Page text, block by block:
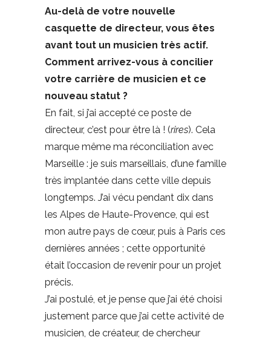
Au-delà de votre nouvelle
casquette de directeur, vous êtes
avant tout un musicien très actif.
Comment arrivez-vous à concilier
votre carrière de musicien et ce
nouveau statut ?
En fait, si j’ai accepté ce poste de
directeur, c’est pour être là ! (rires). Cela
marque même ma réconciliation avec
Marseille : je suis marseillais, d’une famille
très implantée dans cette ville depuis
longtemps. J’ai vécu pendant dix dans
les Alpes de Haute-Provence, qui est
mon autre pays de cœur, puis à Paris ces
dernières années ; cette opportunité
était l’occasion de revenir pour un projet
précis.
J’ai postulé, et je pense que j’ai été choisi
justement parce que j’ai cette activité de
musicien, de créateur, de chercheur